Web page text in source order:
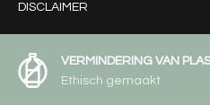
DISCLAIMER
VERMINDERING VAN
Ethisch gemaakt